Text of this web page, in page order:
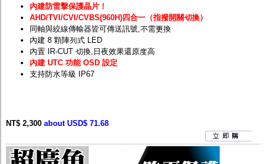
內建防雷擊保護晶片！
AHD/TVI/CVI/CVBS(960H)四合一（指撥開關切換）
同軸與絞線傳輸器皆可傳送訊號,不需更換
內建 8 顆陣列式 LED
內置 IR-CUT 切換,日夜效果還原度高
內建 UTC 功能 OSD 設定
支持防水等級 IP67
NT$ 2,300 about USD$ 71.68